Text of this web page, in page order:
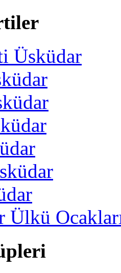
Üsküdar
Ülkü